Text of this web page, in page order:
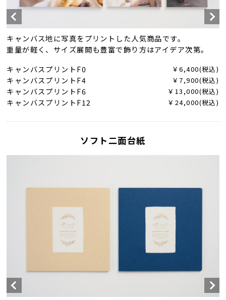
キャンバス地に写真をプリントした人気商品です。
重量が軽く、サイズ展開も豊富で飾り方はアイデア次第。
キャンバスプリントF0 ￥6,400(税込)
キャンバスプリントF4 ￥7,900(税込)
キャンバスプリントF6 ￥13,000(税込)
キャンバスプリントF12 ￥24,000(税込)
ソフト二面台紙